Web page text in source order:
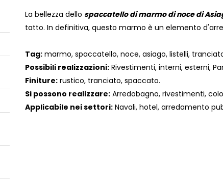
La bellezza dello spaccatello di marmo di noce di
tatto. In definitiva, questo marmo è un elemento
Tag: marmo, spaccatello, noce, asiago, listelli,
Possibili realizzazioni: Rivestimenti, interni, esterni,
Finiture: rustico, tranciato, spaccato.
Si possono realizzare: Arredobagno, rivestimenti,
Applicabile nei settori: Navali, hotel, arredamento